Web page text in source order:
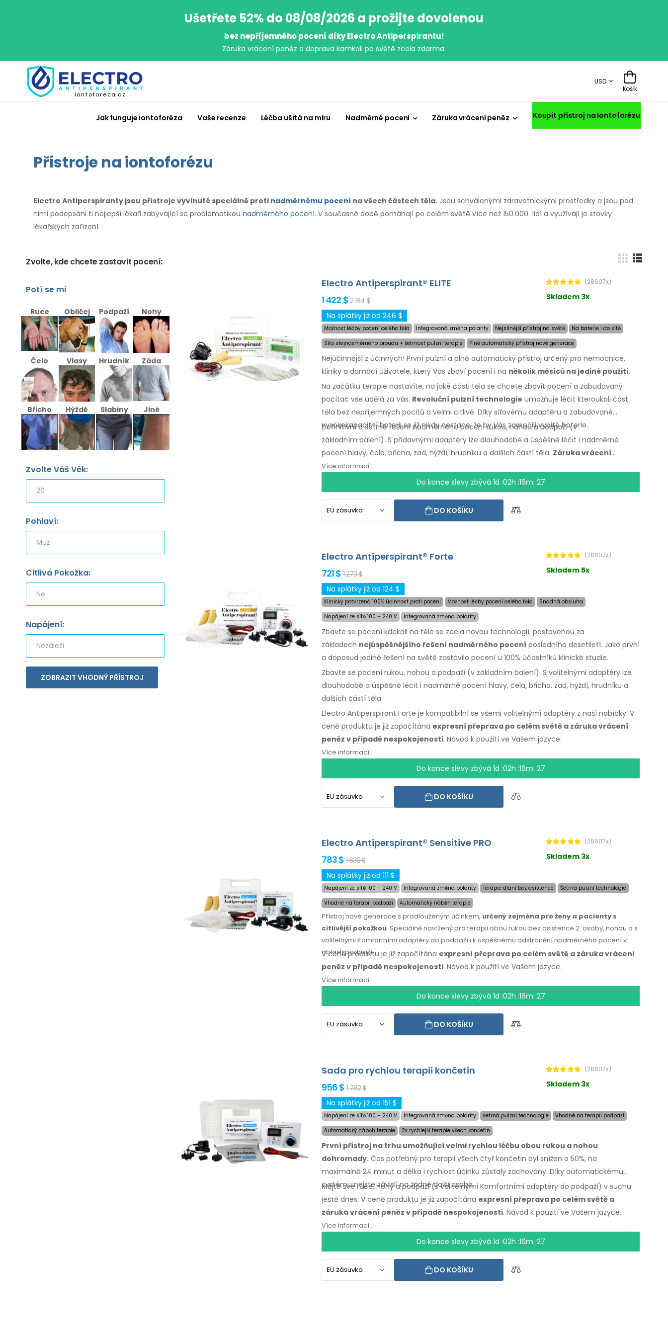
Ušetřete 52% do 08/08/2026 a prožijte dovolenou
bez nepříjemného pocení díky Electro Antiperspirantu!
Záruka vrácení peněz a doprava kamkoli po světě zcela zdarma.
iontoforeza.cz
USD
Košík
Jak funguje iontoforéza Vaše recenze Léčba ušitá na míru Nadměrné pocení Záruka vrácení peněz Koupit přístroj na Iontoforézu
Přístroje na iontoforézu
Electro Antiperspiranty jsou přístroje vyvinuté speciálně proti nadměrnému pocení na všech částech těla. Jsou schválenými zdravotnickými prostředky a jsou pod
nimi podepsáni ti nejlepší lékaři zabývající se problematikou nadměrného pocení. V současné době pomáhají po celém světě více než 150.000 lidí a využívají je stovky
lékařských zařízení.
Zvolte, kde chcete zastavit pocení:
Potí se mi
Ruce Obličej Podpaží Nohy
Čelo Vlasy Hrudník Záda
Břicho Hýždě Slabiny Jiné
Zvolte Váš Věk:
Pohlaví:
Citlivá Pokožka:
Napájení:
ZOBRAZIT VHODNÝ PŘÍSTROJ
Electro Antiperspirant® ELITE (28607x)
1 422 $ 2 184 $
Skladem 3x
Na splátky již od 246 $
Možnost léčby pocení celého těla Integrovaná změna polarity Nejsilnější přístroj na světě
Na baterie i do sítě
Síla stejnosměrného proudu + šetrnost pulzní terapie
Plně automatický přístroj nové generace
Nejúčinnější z účinných! První pulzní a plně automatický přístroj určený pro nemocnice,
kliniky a domácí uživatele, který Vás zbaví pocení i na několik měsíců na jediné použití.
Na začátku terapie nastavíte, na jaké části těla se chcete zbavit pocení a zabudovaný
počítač vše udělá za Vás. Revoluční pulzní technologie umožňuje léčit kteroukoli část
těla bez nepříjemných pocitů a velmi citlivě. Díky síťovému adaptéru a zabudované
vysokokapacitní baterii se již nikdy nestane, že by Vás zaskočili vybité baterie.
Definitivní a šetrné řešení nadměrného pocení rukou, nohou a podpaží(v
základním balení). S přídavnými adaptéry lze dlouhodobě a úspěšně léčit i nadměrné
pocení hlavy, čela, břicha, zad, hýždí, hrudníku a dalších částí těla. Záruka vrácení
penězv případě
Více informací...
Do konce slevy zbývá 1d :02h :16m :26
DO KOŠÍKU
Electro Antiperspirant® Forte (28607x)
721 $ 1 273 $
Skladem 5x
Na splátky již od 124 $
Klinicky potvrzená 100% účinnost proti pocení Možnost léčby pocení celého těla
Snadná obsluha
Napájení ze sítě 100 – 240 V
Integrovaná změna polarity
Zbavte se pocení kdekoli na těle se zcela novou technologií, postavenou za
základech nejúspěšnějšího řešení nadměrného pocení posledního desetiletí. Jako první
a doposud jediné řešení na světě zastavilo pocení u 100% účastníků klinické studie.
Zbavte se pocení rukou, nohou a podpaží (v základním balení). S volitelnými adaptéry lze
dlouhodobě a úspěšně léčit i nadměrné pocení hlavy, čela, břicha, zad, hýždí, hrudníku a
dalších částí těla.
Electro Antiperspirant Forte je kompatibilní se všemi volitelnými adaptéry z naší nabídky. V
ceně produktu je již započítána expresní přeprava po celém světě a záruka vrácení
peněz v případě nespokojenosti. Návod k použití ve Vašem jazyce.
Více informací...
Do konce slevy zbývá 1d :02h :16m :26
DO KOŠÍKU
Electro Antiperspirant® Sensitive PRO (28607x)
783 $ 1 639 $
Skladem 3x
Na splátky již od 111 $
Napájení ze sítě 100 – 240 V Integrovaná změna polarity Terapie dlaní bez asistence
Šetrná pulzní technologie
Vhodné na terapii podpaží
Automatický náběh terapie
Přístroj nové generace s prodlouženým účinkem, určený zejména pro ženy a pacienty s
citlivější pokožkou. Speciálně navržený pro terapii obou rukou bez asistence 2. osoby, nohou a s
volitelnými Komfortními adaptéry do podpaží i k úspěšnému odstranění nadměrného pocení v
oblasti podpaží.
V ceně produktu je již započítána expresní přeprava po celém světě a zárukavrácení
peněz v případě nespokojenosti. Návod k použití ve Vašem jazyce.
Více informací...
Do konce slevy zbývá 1d :02h :16m :26
DO KOŠÍKU
Sada pro rychlou terapii končetin (28607x)
956 $ 1 782 $
Skladem 3x
Na splátky již od 151 $
Napájení ze sítě 100 – 240 V Integrovaná změna polarity Šetrná pulzní technologie
Vhodné na terapii podpaží
Automatický náběh terapie
2x rychlejší terapie všech končetin
První přístroj na trhu umožňující velmi rychlou léčbu obou rukou a nohou
dohromady. Čas potřebný pro terapii všech čtyř končetin byl snížen o 50%, na
maximálně 24 minut a délka i rychlost účinku zůstaly zachovány. Díky automatickému
systému nejste závislí na žádné další osobě.
Mějte své ruce, nohy a podpaží (s volitelnými Komfortními adaptéry do podpaží) v suchu
ještě dnes. V ceně produktu je již započítána expresní přeprava po celém světě a
záruka vrácení peněz v případě nespokojenosti. Návod k použití ve Vašem jazyce.
Více informací...
Do konce slevy zbývá 1d :02h :16m :26
DO KOŠÍKU